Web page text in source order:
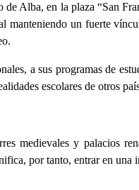
Alba, en la plaza “San
manteniendo un fuerte
a sus programas de
escolares de otros
medievales y palacios
por tanto, entrar en una